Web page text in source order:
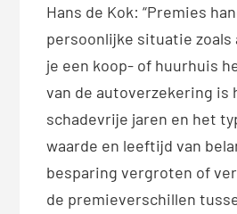
Hans de Kok: “Premies
persoonlijke situatie zoals
je een koop- of huurhuis
van de autoverzekering is
schadevrije jaren en het
waarde en leeftijd van
besparing vergroten of
de premieverschillen